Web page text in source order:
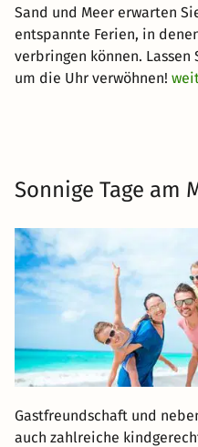
Sand und Meer erwarten
entspannte Ferien, in
verbringen können.
um die Uhr verwöhnen!
Sonnige Tage am
Gastfreundschaft und
auch zahlreiche